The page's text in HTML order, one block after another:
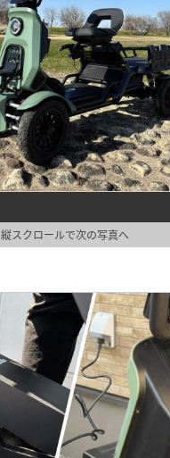
縦スクロールで次の写真へ